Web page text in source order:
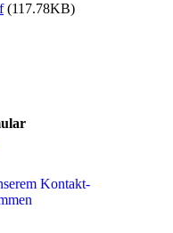
(117.78KB)
Kon­takt­